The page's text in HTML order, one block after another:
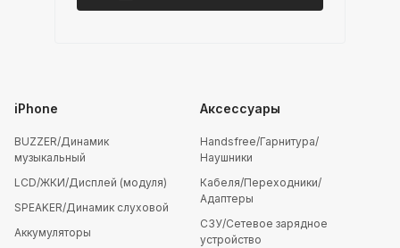
iPhone
BUZZER/Динамик
музыкальный
LCD/ЖКИ/Дисплей (модуля)
SPEAKER/Динамик слуховой
Аккумуляторы
Аксессуары
Handsfree/Гарнитура/
Наушники
Кабеля/Переходники/
Адаптеры
СЗУ/Сетевое зарядное
устройство